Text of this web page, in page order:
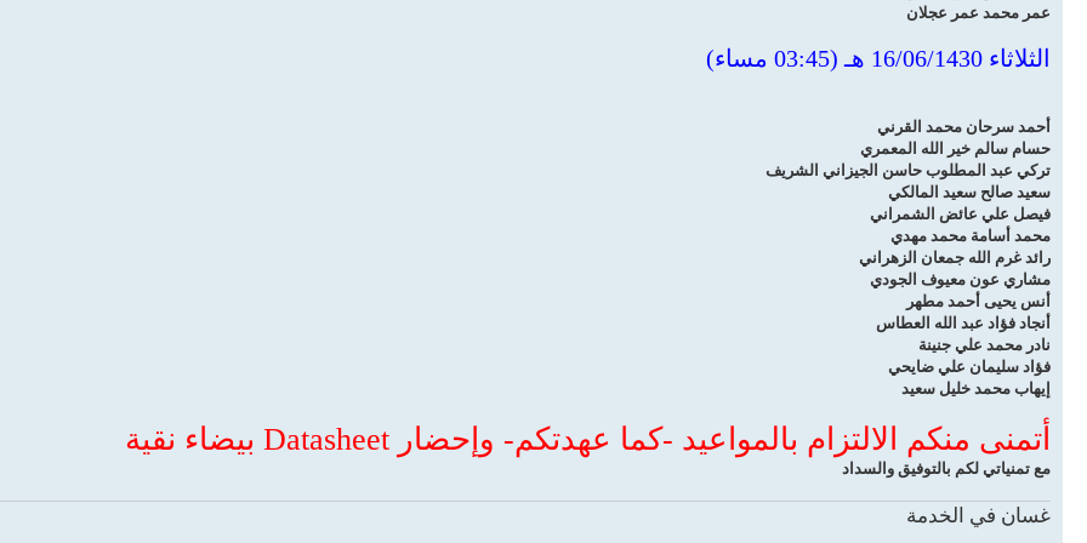
عمر محمد عمر عجلان
الثلاثاء 16/06/1430 هـ (03:45 مساء)
أحمد سرحان محمد القرني
حسام سالم خير الله المعمري
تركي عبد المطلوب حاسن الجيزاني الشريف
سعيد صالح سعيد المالكي
فيصل علي عائض الشمراني
محمد أسامة محمد مهدي
رائد غرم الله جمعان الزهراني
مشاري عون معيوف الجودي
أنس يحيى أحمد مطهر
أنجاد فؤاد عبد الله العطاس
نادر محمد علي جنينة
فؤاد سليمان علي ضايحي
إيهاب محمد خليل سعيد
أتمنى منكم الالتزام بالمواعيد -كما عهدتكم- وإحضار Datasheet بيضاء نقية
مع تمنياتي لكم بالتوفيق والسداد
غسان في الخدمة